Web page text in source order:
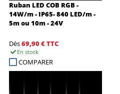
Ruban LED COB RGB -
14W/m - IP65- 840 LED/m -
5m ou 10m - 24V
Dès69,90 €TTC
En stock
COMPARER